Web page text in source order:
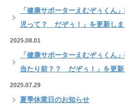
「健康サポーターえむぞぅくん
児って？ だぞぅ！」を更新しま
2025.08.01
「健康サポーターえむぞぅくん
当たり前？？ だぞぅ！」を更新
2025.07.29
夏季休業日のお知らせ